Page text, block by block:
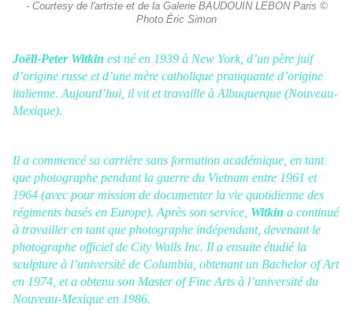
- Courtesy de l'artiste et de la Galerie BAUDOUIN LEBON Paris ©
Photo Éric Simon
Joëll-Peter Witkin est né en 1939 à New York, d’un père juif
d’origine russe et d’une mère catholique pratiquante d’origine
italienne. Aujourd’hui, il vit et travaille à Albuquerque (Nouveau-
Mexique).
Il a commencé sa carrière sans formation académique, en tant
que photographe pendant la guerre du Vietnam entre 1961 et
1964 (avec pour mission de documenter la vie quotidienne des
régiments basés en Europe). Après son service, Witkin a continué
à travailler en tant que photographe indépendant, devenant le
photographe officiel de City Walls Inc. Il a ensuite étudié la
sculpture à l’université de Columbia, obtenant un Bachelor of Art
en 1974, et a obtenu son Master of Fine Arts à l’université du
Nouveau-Mexique en 1986.